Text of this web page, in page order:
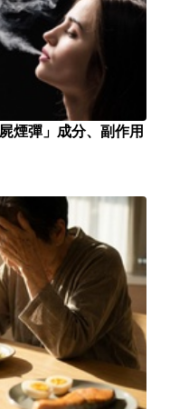
煙彈」成分、副作用